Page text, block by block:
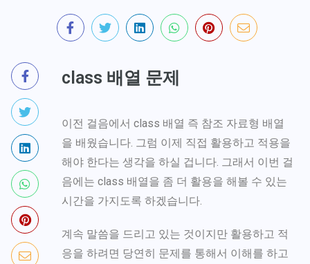
class 배열 문제
이전 걸음에서 class 배열 즉 참조 자료형 배열
을 배웠습니다. 그럼 이제 직접 활용하고 적용을
해야 한다는 생각을 하실 겁니다. 그래서 이번 걸
음에는 class 배열을 좀 더 활용을 해볼 수 있는
시간을 가지도록 하겠습니다.
계속 말씀을 드리고 있는 것이지만 활용하고 적
응을 하려면 당연히 문제를 통해서 이해를 하고